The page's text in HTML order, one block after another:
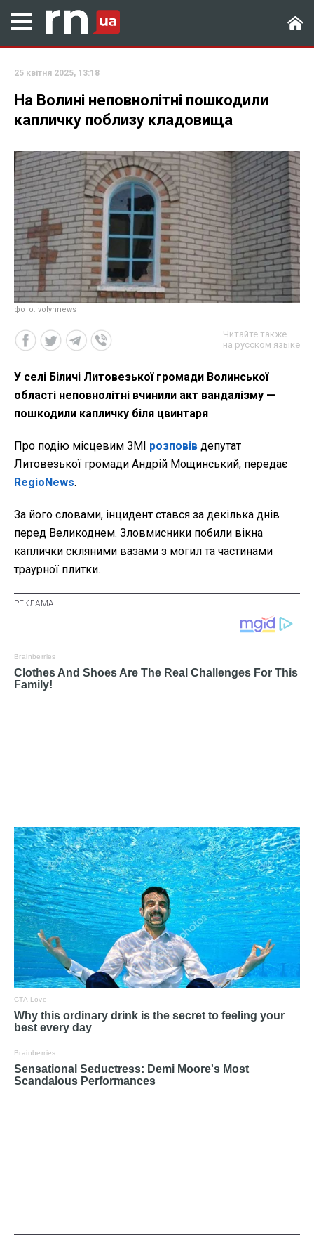
25 квітня 2025, 13:18
На Волині неповнолітні пошкодили
капличку поблизу кладовища
фото: volynnews
Читайте также
на русском языке
У селі Біличі Литовезької громади Волинської
області неповнолітні вчинили акт вандалізму —
пошкодили капличку біля цвинтаря
Про подію місцевим ЗМІ розповів депутат
Литовезької громади Андрій Мощинський, передає
RegioNews.
За його словами, інцидент стався за декілька днів
перед Великоднем. Зловмисники побили вікна
каплички скляними вазами з могил та частинами
траурної плитки.